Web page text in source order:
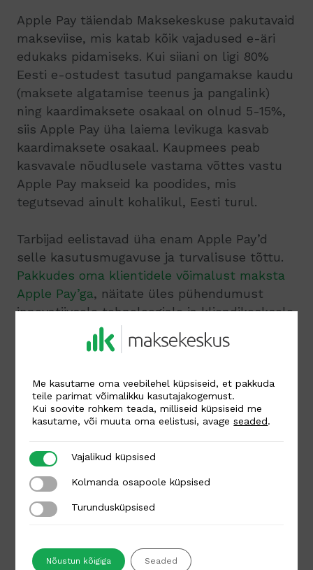
Apple Pay täiendab Maksekeskuse pakutavaid
makseviise, mis katab kõik vajadused e-äri
edukaks pidamiseks. Kui siiani on ligi 80%
Eesti e-ostudest tasutud pangamakse kaudu
(maksete algatamise teenus ja pangalink)
ning kaardimaksete osakaal on olnud 5-15%,
siis Apple Pay üha laiema levikuga kasvab
kaardimaksete osakaal. Kaupmees peab
kasvavale nõudlusele vastama võttes vastu
Apple Pay makseid ka poodides, mis
tegutsevad ainult kohalikul, Eesti turul.
Tarbijad eelistavad üha enam Apple Pay’d
selle kasutusmugavuse ja turvalisuse tõttu.
Pakkudes oma klientidele võimalust maksta
Apple Pay’ga, näitate üles pühendumust
innovatiivsele tehnoloogiale ja kliendikesksele
teenindusele. Apple Pay makseviisiga tehtud
maksetele kehtivad kaardimakse
Autor
Kai Raun
Tagasi kõigi postituste juurde
Seotud postitused
Me kasutame oma veebilehel küpsiseid, et pakkuda
teile parimat võimalikku kasutajakogemust.
Kui soovite rohkem teada, milliseid küpsiseid me
kasutame, või muuta oma eelistusi, avageseaded.
Vajalikud küpsised
Vajalikud küpsised
Kolmanda osapoole küpsised
Kolmanda osapoole küpsised
Turundusküpsised
Turundusküpsised
Nõustun kõigiga Seaded